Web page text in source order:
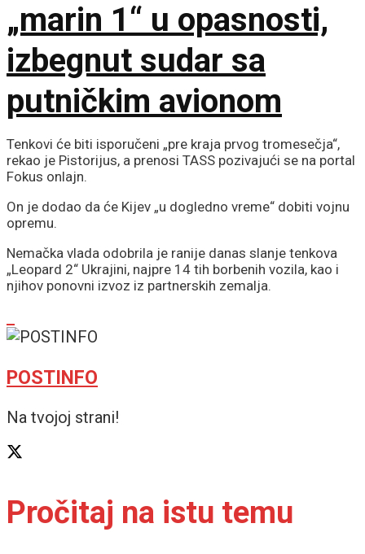
„marin 1“ u opasnosti,
izbegnut sudar sa
putničkim avionom
Tenkovi će biti isporučeni „pre kraja prvog tromesečja“,
rekao je Pistorijus, a prenosi TASS pozivajući se na portal
Fokus onlajn.
On je dodao da će Kijev „u dogledno vreme“ dobiti vojnu
opremu.
Nemačka vlada odobrila je ranije danas slanje tenkova
„Leopard 2“ Ukrajini, najpre 14 tih borbenih vozila, kao i
njihov ponovni izvoz iz partnerskih zemalja.
POSTINFO
Na tvojoj strani!
Pročitaj na istu temu